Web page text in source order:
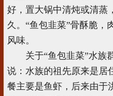
好，置大锅中清炖或清蒸
久。“鱼包韭菜”骨酥脆，
风味。
关于“鱼包韭菜”水族
说：水族的祖先原来是居
餐主要是鱼虾，后来由于